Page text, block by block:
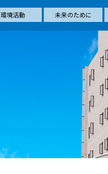
環境活動 未来のために